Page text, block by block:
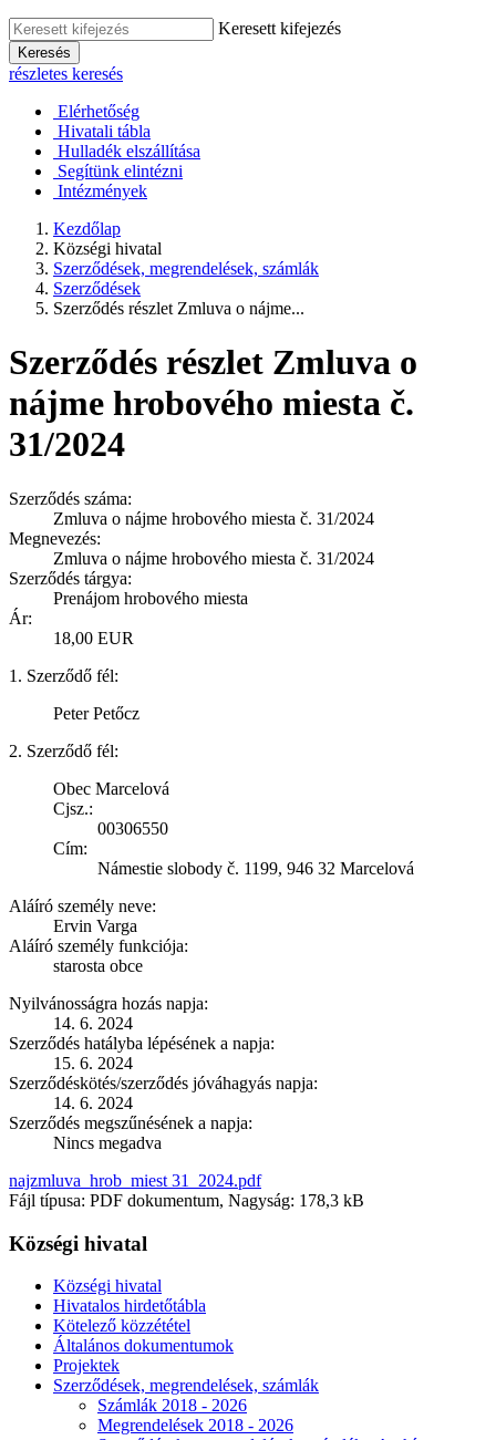
Keresett kifejezés
Keresés
részletes keresés
Elérhetőség
Hivatali tábla
Hulladék elszállítása
Segítünk elintézni
Intézmények
Kezdőlap
Községi hivatal
Szerződések, megrendelések, számlák
Szerződések
Szerződés részlet Zmluva o nájme...
Szerződés részlet Zmluva o
nájme hrobového miesta č.
31/2024
Szerződés száma:
Zmluva o nájme hrobového miesta č. 31/2024
Megnevezés:
Zmluva o nájme hrobového miesta č. 31/2024
Szerződés tárgya:
Prenájom hrobového miesta
Ár:
18,00 EUR
1. Szerződő fél:
Peter Petőcz
2. Szerződő fél:
Obec Marcelová
Cjsz.:
00306550
Cím:
Námestie slobody č. 1199, 946 32 Marcelová
Aláíró személy neve:
Ervin Varga
Aláíró személy funkciója:
starosta obce
Nyilvánosságra hozás napja:
14. 6. 2024
Szerződés hatályba lépésének a napja:
15. 6. 2024
Szerződéskötés/szerződés jóváhagyás napja:
14. 6. 2024
Szerződés megszűnésének a napja:
Nincs megadva
najzmluva_hrob_miest 31_2024.pdf
Fájl típusa: PDF dokumentum, Nagyság: 178,3 kB
Községi hivatal
Községi hivatal
Hivatalos hirdetőtábla
Kötelező közzététel
Általános dokumentumok
Projektek
Szerződések, megrendelések, számlák
Számlák 2018 - 2026
Megrendelések 2018 - 2026